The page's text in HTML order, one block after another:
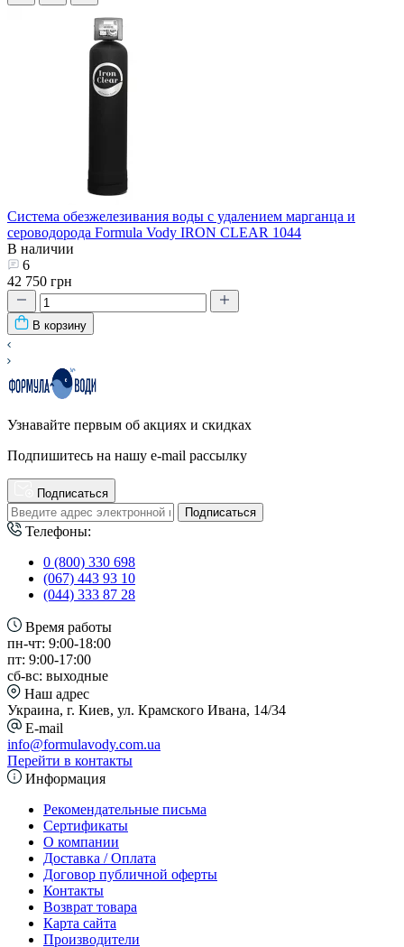
Система обезжелезивания воды с удалением марганца и
сероводорода Formula Vody IRON CLEAR 1044
В наличии
6
42 750 грн
В корзину
Узнавайте первым об акциях и скидках
Подпишитесь на нашу e-mail рассылку
Подписаться
Подписаться
Телефоны:
0 (800) 330 698
(067) 443 93 10
(044) 333 87 28
Время работы
пн-чт: 9:00-18:00
пт: 9:00-17:00
сб-вс: выходные
Наш адрес
Украина, г. Киев, ул. Крамского Ивана, 14/34
E-mail
info@formulavody.com.ua
Перейти в контакты
Информация
Рекомендательные письма
Сертификаты
О компании
Доставка / Оплата
Договор публичной оферты
Контакты
Возврат товара
Карта сайта
Производители